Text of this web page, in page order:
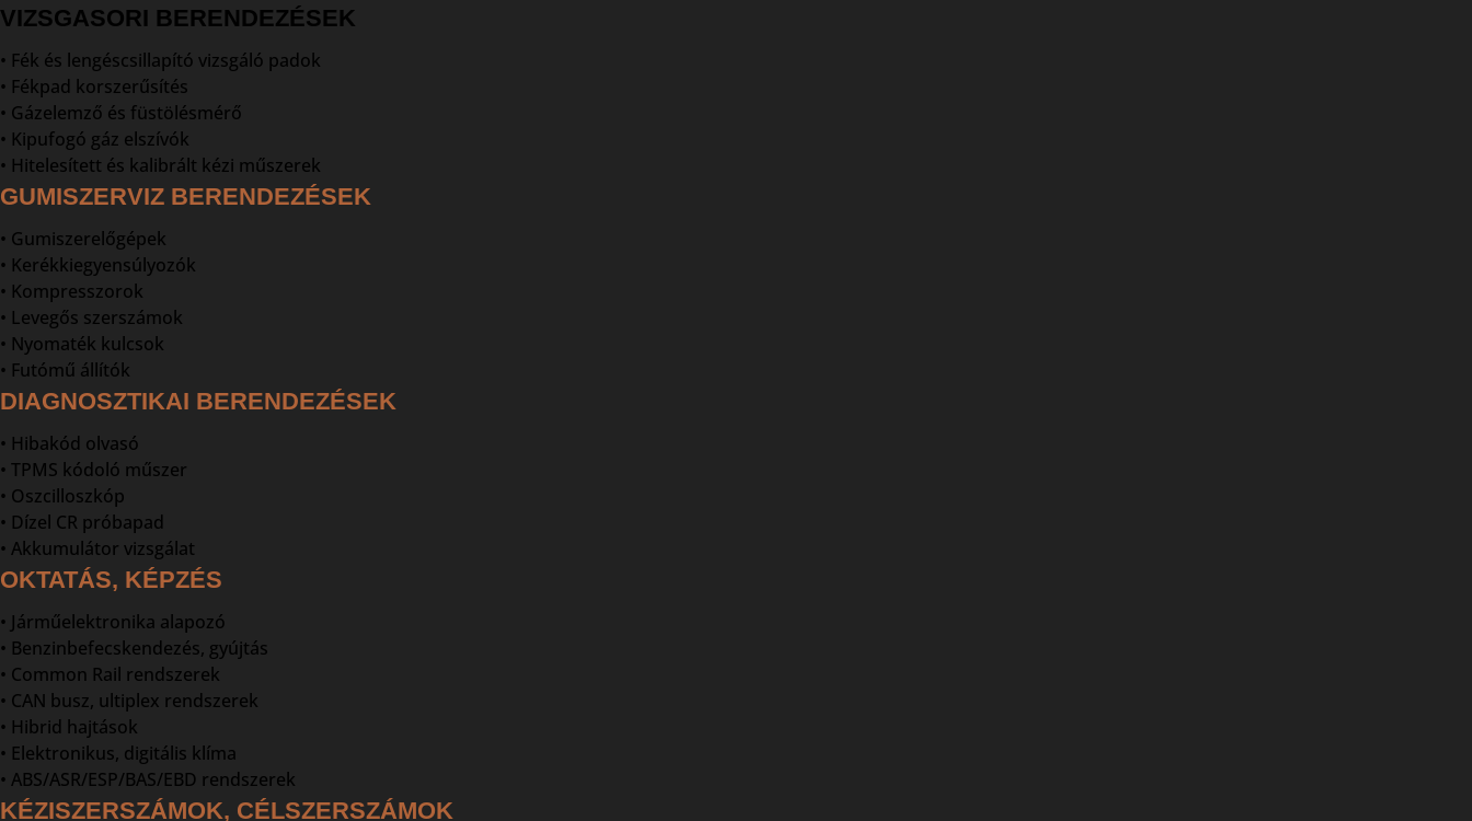
VIZSGASORI BERENDEZÉSEK
• Fék és lengéscsillapító vizsgáló padok
• Fékpad korszerűsítés
• Gázelemző és füstölésmérő
• Kipufogó gáz elszívók
• Hitelesített és kalibrált kézi műszerek
GUMISZERVIZ BERENDEZÉSEK
• Gumiszerelőgépek
• Kerékkiegyensúlyozók
• Kompresszorok
• Levegős szerszámok
• Nyomaték kulcsok
• Futómű állítók
DIAGNOSZTIKAI BERENDEZÉSEK
• Hibakód olvasó
• TPMS kódoló műszer
• Oszcilloszkóp
• Dízel CR próbapad
• Akkumulátor vizsgálat
OKTATÁS, KÉPZÉS
• Járműelektronika alapozó
• Benzinbefecskendezés, gyújtás
• Common Rail rendszerek
• CAN busz, ultiplex rendszerek
• Hibrid hajtások
• Elektronikus, digitális klíma
• ABS/ASR/ESP/BAS/EBD rendszerek
KÉZISZERSZÁMOK, CÉLSZERSZÁMOK